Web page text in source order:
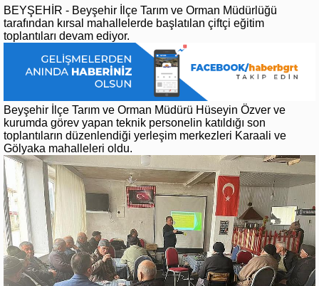
BEYŞEHİR - Beyşehir İlçe Tarım ve Orman Müdürlüğü
tarafından kırsal mahallelerde başlatılan çiftçi eğitim
toplantıları devam ediyor.
Beyşehir İlçe Tarım ve Orman Müdürü Hüseyin Özver ve
kurumda görev yapan teknik personelin katıldığı son
toplantıların düzenlendiği yerleşim merkezleri Karaali ve
Gölyaka mahalleleri oldu.